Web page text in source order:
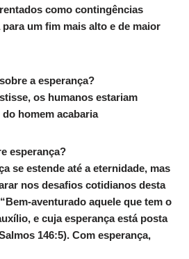
como contingências
um fim mais alto e de maior
a esperança?
os humanos estariam
homem acabaria
esperança?
se estende até a eternidade, mas
nos desafios cotidianos desta
aventurado aquele que tem o
e cuja esperança está posta
146:5). Com esperança,